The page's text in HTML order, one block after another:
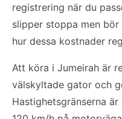
registrering när du
slipper stoppa men
hur dessa kostnader
Att köra i Jumeirah är
välskyltade gator och
Hastighetsgränserna